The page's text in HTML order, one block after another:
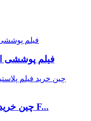
فیلم پوششی
OEM/ODM چین خرید پلاستیک F...